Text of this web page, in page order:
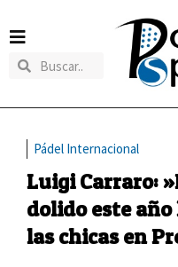
Pádel Internacional
Luigi Carraro:
dolido este
las chicas en